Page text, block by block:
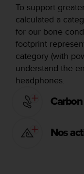
To support
calculated a
for our bone
footprint
category (with
understand the
headphones.
Nos